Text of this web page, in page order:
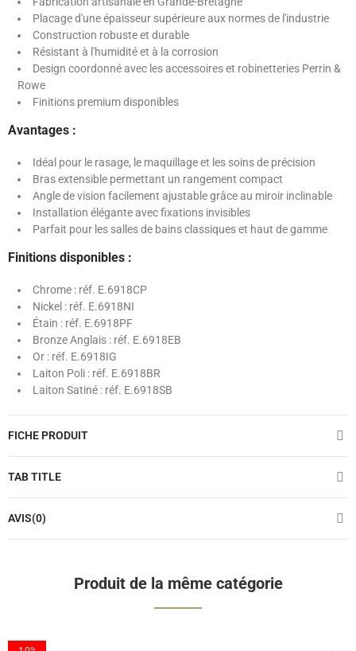
Placage d'une épaisseur supérieure aux normes de l'industrie
Construction robuste et durable
Résistant à l'humidité et à la corrosion
Design coordonné avec les accessoires et robinetteries Perrin &
Rowe
Finitions premium disponibles
Avantages :
Idéal pour le rasage, le maquillage et les soins de précision
Bras extensible permettant un rangement compact
Angle de vision facilement ajustable grâce au miroir inclinable
Installation élégante avec fixations invisibles
Parfait pour les salles de bains classiques et haut de gamme
Finitions disponibles :
Chrome : réf. E.6918CP
Nickel : réf. E.6918NI
Étain : réf. E.6918PF
Bronze Anglais : réf. E.6918EB
Or : réf. E.6918IG
Laiton Poli : réf. E.6918BR
Laiton Satiné : réf. E.6918SB
FICHE PRODUIT
TAB TITLE
AVIS(0)
Produit de la même catégorie